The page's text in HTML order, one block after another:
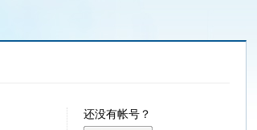
还没有帐号？